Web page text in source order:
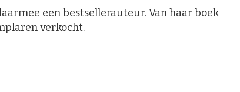
een bestsellerauteur. Van haar boek
verkocht.